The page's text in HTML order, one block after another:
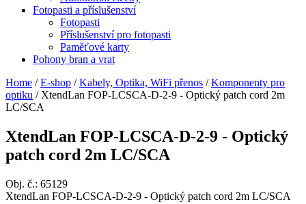
Fotopasti a příslušenství
Fotopasti
Příslušenství pro fotopasti
Paměťové karty
Pohony bran a vrat
Home / E-shop / Kabely, Optika, WiFi přenos / Komponenty pro
optiku /XtendLan FOP-LCSCA-D-2-9 - Optický patch cord 2m
LC/SCA
XtendLan FOP-LCSCA-D-2-9 - Optický
patch cord 2m LC/SCA
Obj. č.: 65129
XtendLan FOP-LCSCA-D-2-9 - Optický patch cord 2m LC/SCA